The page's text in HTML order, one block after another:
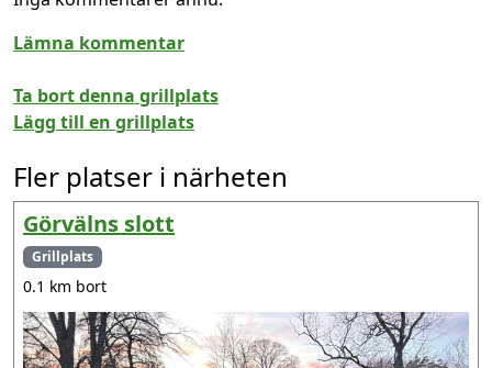
Lämna kommentar
Ta bort denna grillplats
Lägg till en grillplats
Fler platser i närheten
Görvälns slott
Grillplats
0.1 km bort